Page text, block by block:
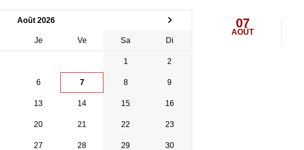
Août 2026
Je Ve Sa Di
1 2
6 7 8 9
13 14 15 16
20 21 22 23
27 28 29 30
07
AOÛT